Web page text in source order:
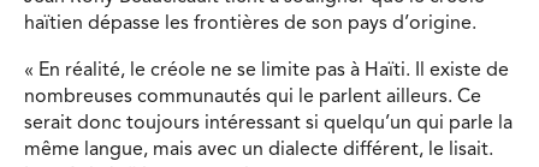
haïtien dépasse les frontières de son pays d’origine.
« En réalité, le créole ne se limite pas à Haïti. Il existe de
nombreuses communautés qui le parlent ailleurs. Ce
serait donc toujours intéressant si quelqu’un qui parle la
même langue, mais avec un dialecte différent, le lisait.